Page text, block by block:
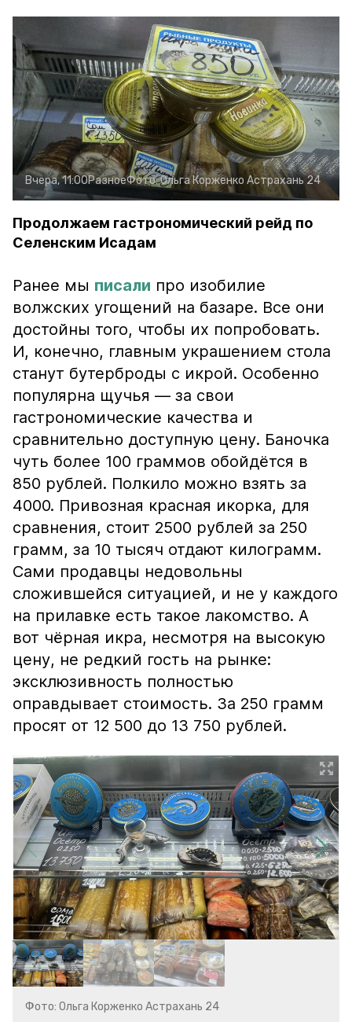
Вчера, 11:00РазноеФото:Ольга Корженко Астрахань 24
Продолжаем гастрономический рейд по
Селенским Исадам
Ранее мы писали про изобилие
волжских угощений на базаре. Все они
достойны того, чтобы их попробовать.
И, конечно, главным украшением стола
станут бутерброды с икрой. Особенно
популярна щучья — за свои
гастрономические качества и
сравнительно доступную цену. Баночка
чуть более 100 граммов обойдётся в
850 рублей. Полкило можно взять за
4000. Привозная красная икорка, для
сравнения, стоит 2500 рублей за 250
грамм, за 10 тысяч отдают килограмм.
Сами продавцы недовольны
сложившейся ситуацией, и не у каждого
на прилавке есть такое лакомство. А
вот чёрная икра, несмотря на высокую
цену, не редкий гость на рынке:
эксклюзивность полностью
оправдывает стоимость. За 250 грамм
просят от 12 500 до 13 750 рублей.
Фото: Ольга Корженко Астрахань 24